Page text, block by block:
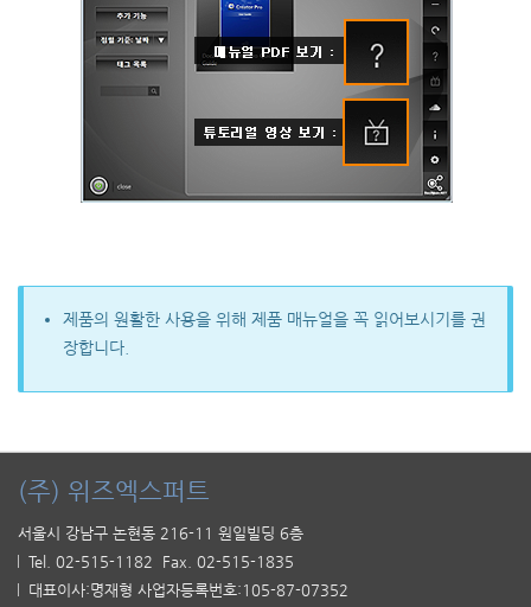
제품의 원활한 사용을 위해 제품 매뉴얼을 꼭 읽어보시기를 권
장합니다.
(주) 위즈엑스퍼트
서울시 강남구 논현동 216-11 원일빌딩 6층
Tel. 02-515-1182 Fax. 02-515-1835
대표이사:명재형 사업자등록번호:105-87-07352